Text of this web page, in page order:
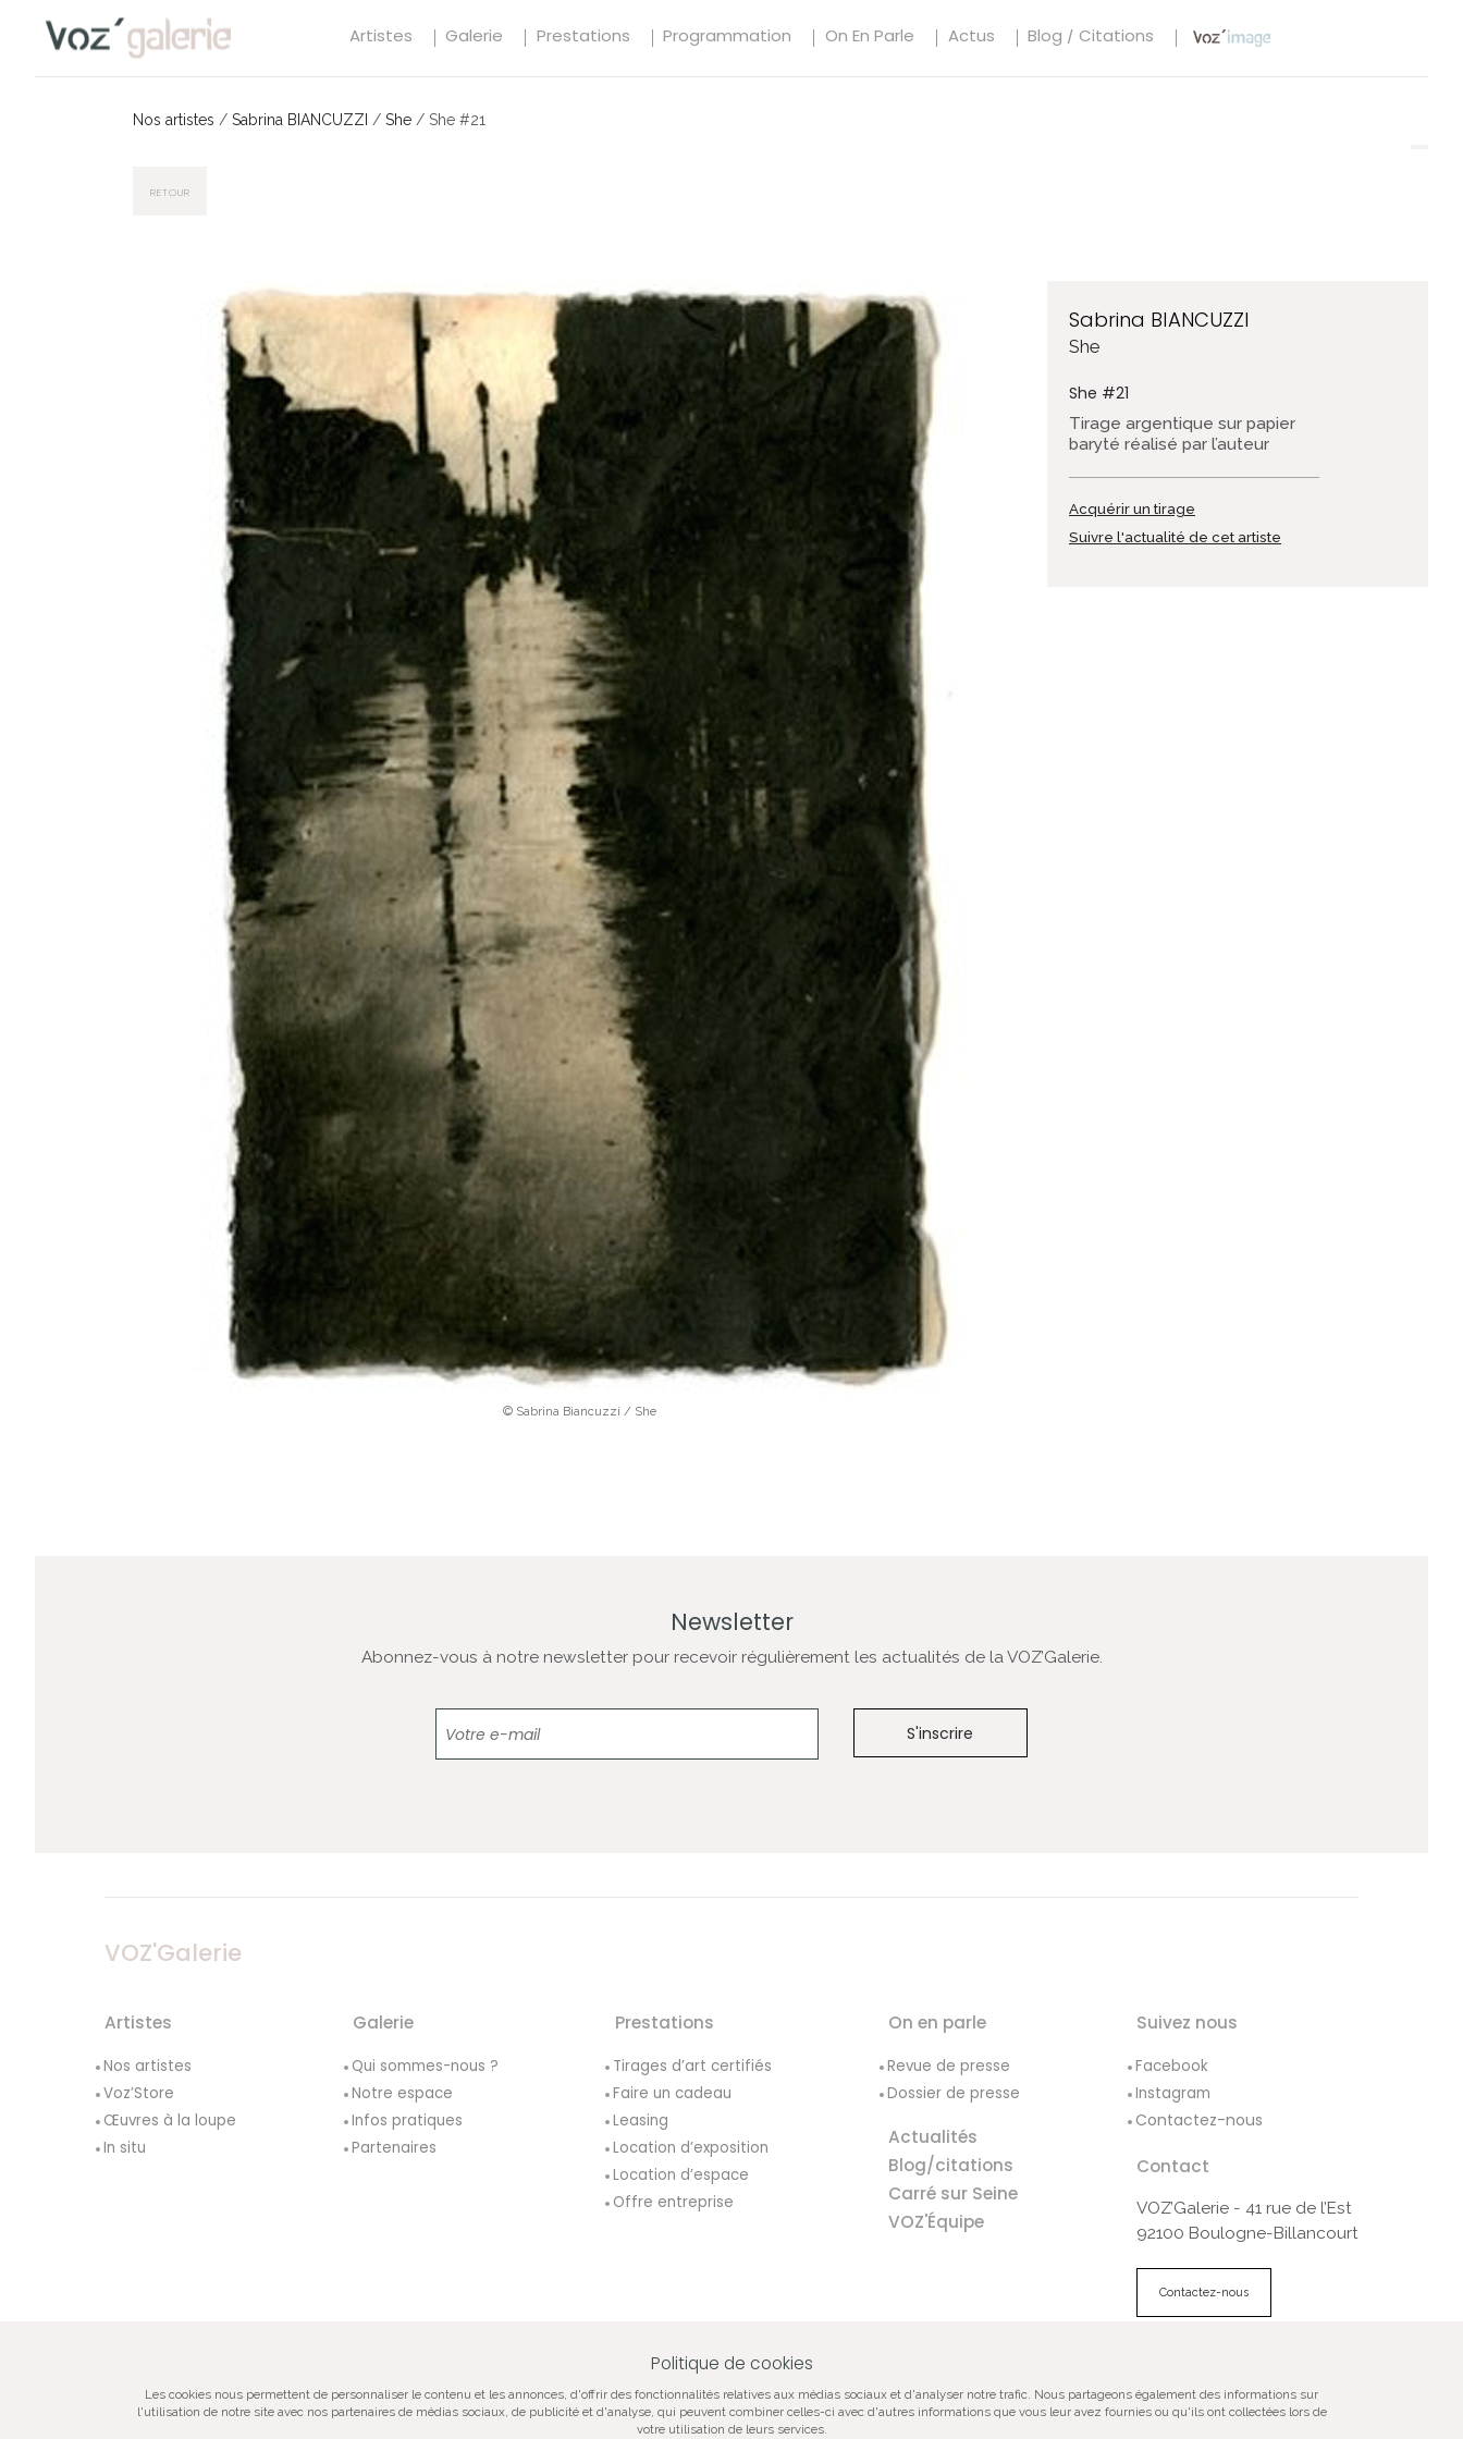
Artistes Galerie Prestations Programmation On En Parle Actus Blog / Citations
Nos artistes / Sabrina BIANCUZZI / She / She #21
RETOUR
© Sabrina Biancuzzi / She
Sabrina BIANCUZZI
She
She #21
Tirage argentique sur papier
baryté réalisé par l’auteur
Acquérir un tirage
Suivre l'actualité de cet artiste
Newsletter
Abonnez-vous à notre newsletter pour recevoir régulièrement les actualités de la VOZ’Galerie.
VOZ'Galerie
Artistes
Nos artistes
Voz’Store
Œuvres à la loupe
In situ
Galerie
Qui sommes-nous ?
Notre espace
Infos pratiques
Partenaires
Prestations
Tirages d’art certifiés
Faire un cadeau
Leasing
Location d’exposition
Location d’espace
Offre entreprise
On en parle
Revue de presse
Dossier de presse
Actualités
Blog/citations
Carré sur Seine
VOZ'Équipe
Suivez nous
Facebook
Instagram
Contactez-nous
Contact
VOZ’Galerie - 41 rue de l’Est
92100 Boulogne-Billancourt
Contactez-nous
Politique de cookies
Les cookies nous permettent de personnaliser le contenu et les annonces, d'offrir des fonctionnalités relatives aux médias sociaux et d'analyser notre trafic. Nous partageons également des informations sur
l'utilisation de notre site avec nos partenaires de médias sociaux, de publicité et d'analyse, qui peuvent combiner celles-ci avec d'autres informations que vous leur avez fournies ou qu'ils ont collectées lors de
votre utilisation de leurs services.